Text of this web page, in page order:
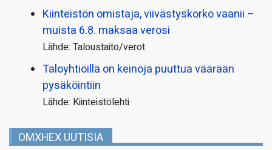
Kiinteistön omistaja, viivästyskorko vaanii –
muista 6.8. maksaa verosi
Lähde: Taloustaito/verot
Taloyhtiöillä on keinoja puuttua väärään
pysäköintiin
Lähde: Kiinteistölehti
OMXHEX UUTISIA